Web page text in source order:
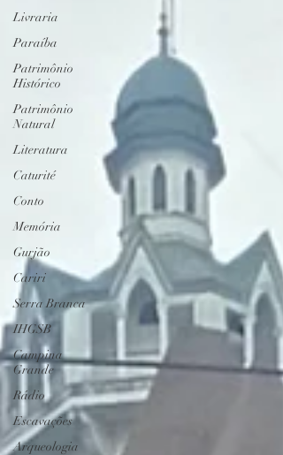
Livraria
Paraíba
Patrimônio
Histórico
Patrimônio
Natural
Literatura
Caturité
Conto
Memória
Gurjão
Cariri
Serra Branca
IHGSB
Campina
Grande
Rádio
Escavações
Arqueologia